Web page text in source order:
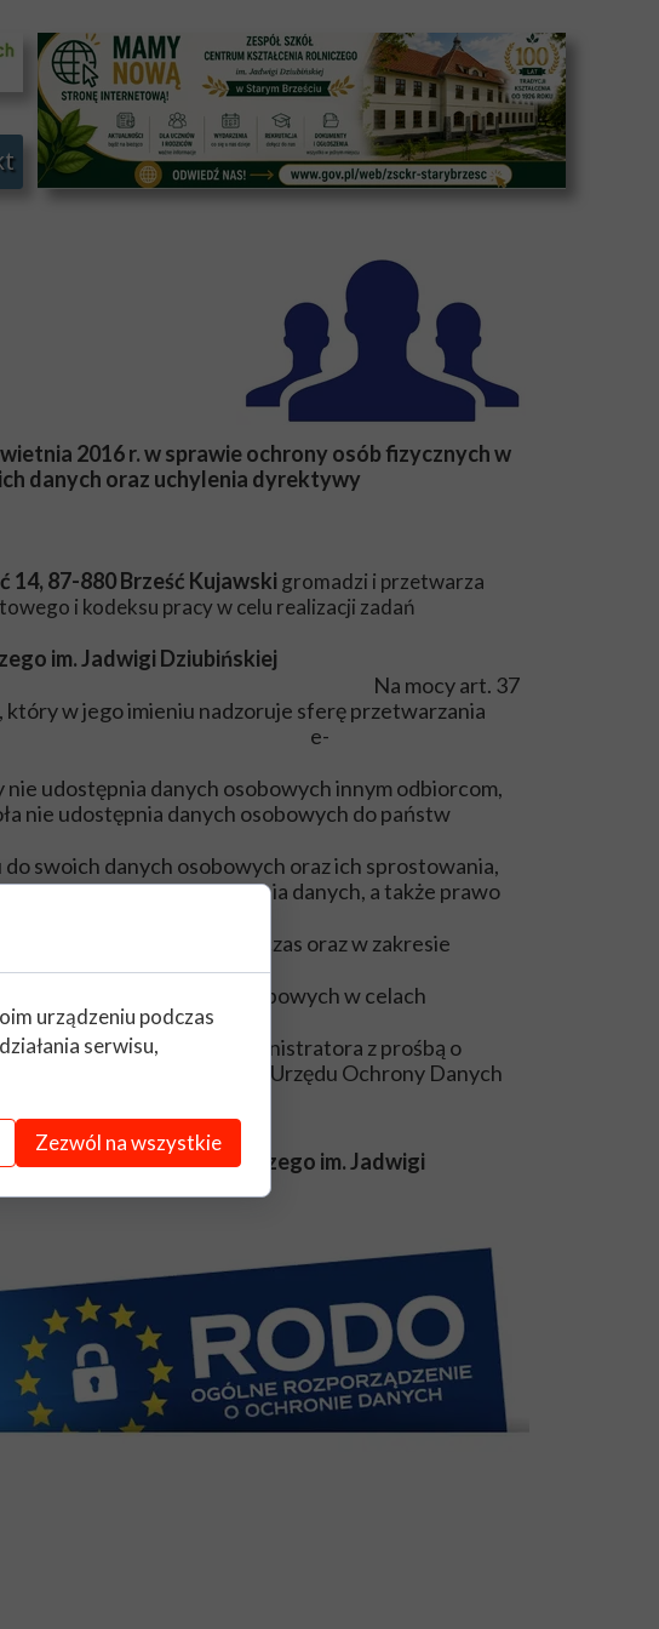
2016 r. w sprawie ochrony osób fizycznych w
danych oraz uchylenia dyrektywy
14, 87-880 Brześć Kujawski gromadzi i przetwarza
i kodeksu pracy w celu realizacji zadań
im. Jadwigi Dziubińskiej
Na mocy art. 37
w jego imieniu nadzoruje sferę przetwarzania
Szafrańska, e-
nie udostępnia danych osobowych innym odbiorcom,
nie udostępnia danych osobowych do państw
swoich danych osobowych oraz ich sprostowania,
prawo do przenoszenia danych, a także prawo
okresie dla celów i przez czas oraz w zakresie
i nie przetwarza danych osobowych w celach
może zwrócić się do Administratora z prośbą o
nadzorczego – Prezesa Urzędu Ochrony Danych
Centrum Kształcenia Rolniczego im. Jadwigi
urządzeniu podczas
serwisu,
Zezwól na wszystkie